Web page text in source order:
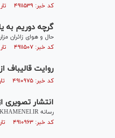
کد خبر: ۴۹۱۱۵۳۹ تاریخ انتشار : ۱۴۰۵/۰۵/۱۳
گرچه دوریم به
حال و هوای زائران
کد خبر: ۴۹۱۱۵۰۷ تاریخ انتشار : ۱۴۰۵/۰۵/۱۳
روایت قالیباف
کد خبر: ۴۹۱۰۹۷۵ تاریخ انتشار : ۱۴۰۵/۰۵/۱۰
انتشار تصویری
رسانه KHAMENEI.IR تصویری آرشیوی از شهید دکتر مصباح‌الهدی باقری، در کنار رهبر شهید را منتشر کرد.
کد خبر: ۴۹۱۰۹۶۳ تاریخ انتشار : ۱۴۰۵/۰۵/۱۰